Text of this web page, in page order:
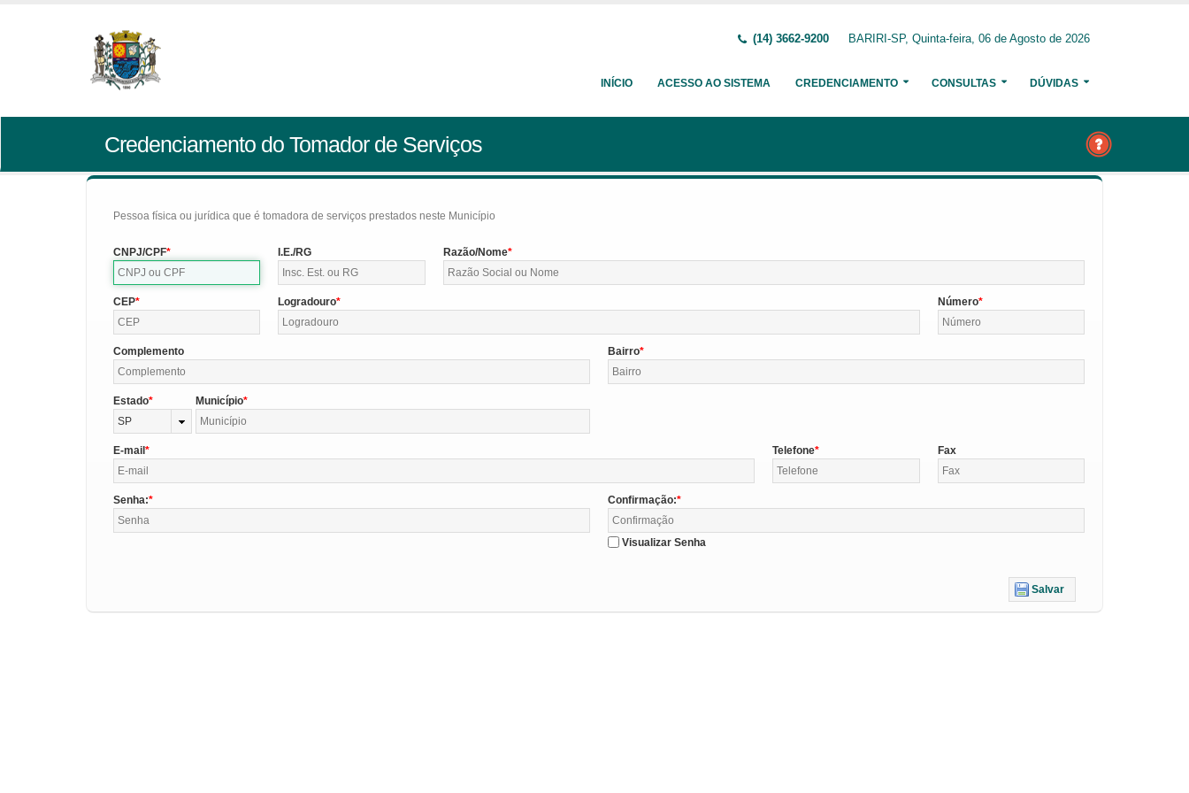
(14) 3662-9200 BARIRI-SP, Quinta-feira, 06 de Agosto de 2026
INÍCIO ACESSO AO SISTEMA CREDENCIAMENTO CONSULTAS DÚVIDAS
Credenciamento do Tomador de Serviços
Pessoa física ou jurídica que é tomadora de serviços prestados neste Município
CNPJ/CPF I.E./RG Razão/Nome
CEP Logradouro Número
Complemento Bairro
Estado
SP
Município
E-mail Telefone Fax
Senha: Confirmação:
Visualizar Senha
Salvar